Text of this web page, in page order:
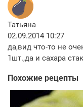
Татьяна
02.09.2014 10:27
да,вид что-то не
1шт.,да и сахара
Похожие рецепты